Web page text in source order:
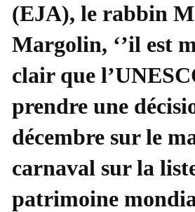
(EJA), le rabbin
Margolin, ‘’il est
clair que
prendre une
décembre sur le
carnaval sur la
patrimoine